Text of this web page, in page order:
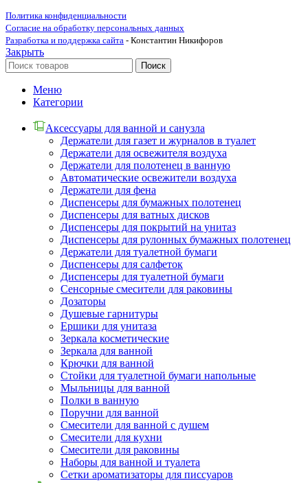
Политика конфиденциальности
Согласие на обработку персональных данных
Разработка и поддержка сайта - Константин Никифоров
Закрыть
Поиск
Меню
Категории
Аксессуары для ванной и санузла
Держатели для газет и журналов в туалет
Держатели для освежителя воздуха
Держатели для полотенец в ванную
Автоматические освежители воздуха
Держатели для фена
Диспенсеры для бумажных полотенец
Диспенсеры для ватных дисков
Диспенсеры для покрытий на унитаз
Диспенсеры для рулонных бумажных полотенец
Держатели для туалетной бумаги
Диспенсеры для салфеток
Диспенсеры для туалетной бумаги
Сенсорные смесители для раковины
Дозаторы
Душевые гарнитуры
Ершики для унитаза
Зеркала косметические
Зеркала для ванной
Крючки для ванной
Стойки для туалетной бумаги напольные
Мыльницы для ванной
Полки в ванную
Поручни для ванной
Смесители для ванной с душем
Смесители для кухни
Смесители для раковины
Наборы для ванной и туалета
Сетки ароматизаторы для писсуаров